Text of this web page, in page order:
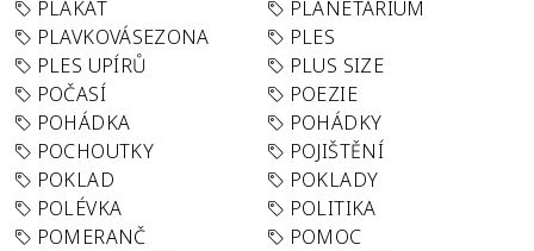
PLAKÁT
PLANETÁRIUM
PLAVKOVÁSEZONA
PLES
PLES UPÍRŮ
PLUS SIZE
POČASÍ
POEZIE
POHÁDKA
POHÁDKY
POCHOUTKY
POJIŠTĚNÍ
POKLAD
POKLADY
POLÉVKA
POLITIKA
POMERANČ
POMOC